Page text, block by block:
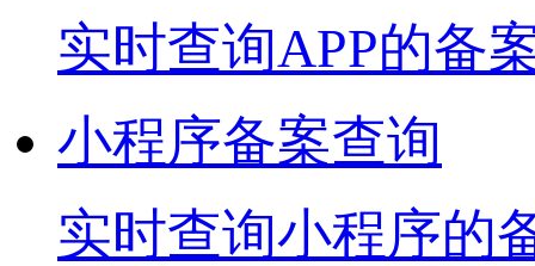
实时查询APP的备
小程序备案查询
实时查询小程序的